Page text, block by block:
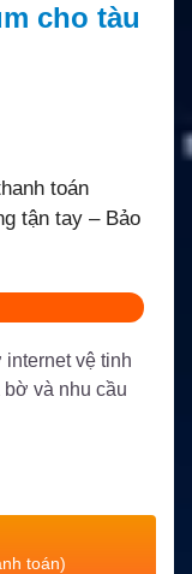
cho tàu
toán
tận tay – Bảo
internet vệ tinh
bờ và nhu cầu
toán)